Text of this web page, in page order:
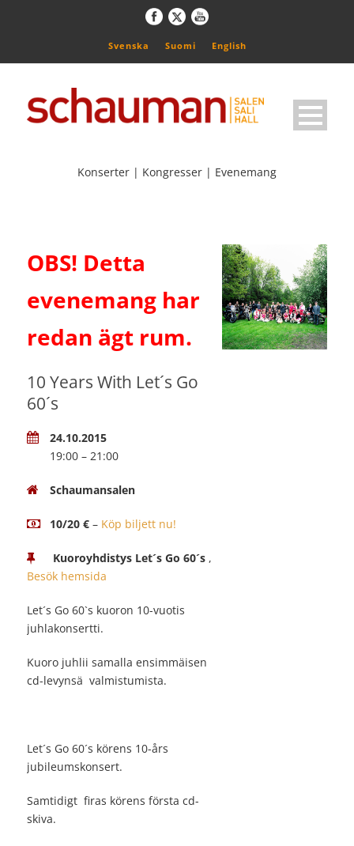
Svenska Suomi English
Konserter | Kongresser | Evenemang
OBS! Detta
evenemang har
redan ägt rum.
10 Years With Let´s Go
60´s
24.10.2015
19:00 – 21:00
Schaumansalen
10/20 € – Köp biljett nu!
Kuoroyhdistys Let´s Go 60´s ,
Besök hemsida
Let´s Go 60`s kuoron 10-vuotis
juhlakonsertti.
Kuoro juhlii samalla ensimmäisen
cd-levynsä valmistumista.
Let´s Go 60´s körens 10-års
jubileumskonsert.
Samtidigt firas körens första cd-
skiva.